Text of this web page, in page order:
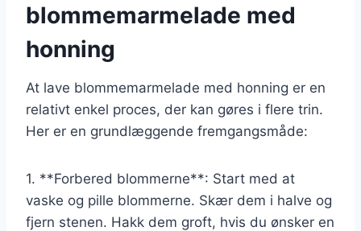
blommemarmelade med
honning
At lave blommemarmelade med honning er en
relativt enkel proces, der kan gøres i flere trin.
Her er en grundlæggende fremgangsmåde:
1. **Forbered blommerne**: Start med at
vaske og pille blommerne. Skær dem i halve og
fjern stenen. Hakk dem groft, hvis du ønsker en